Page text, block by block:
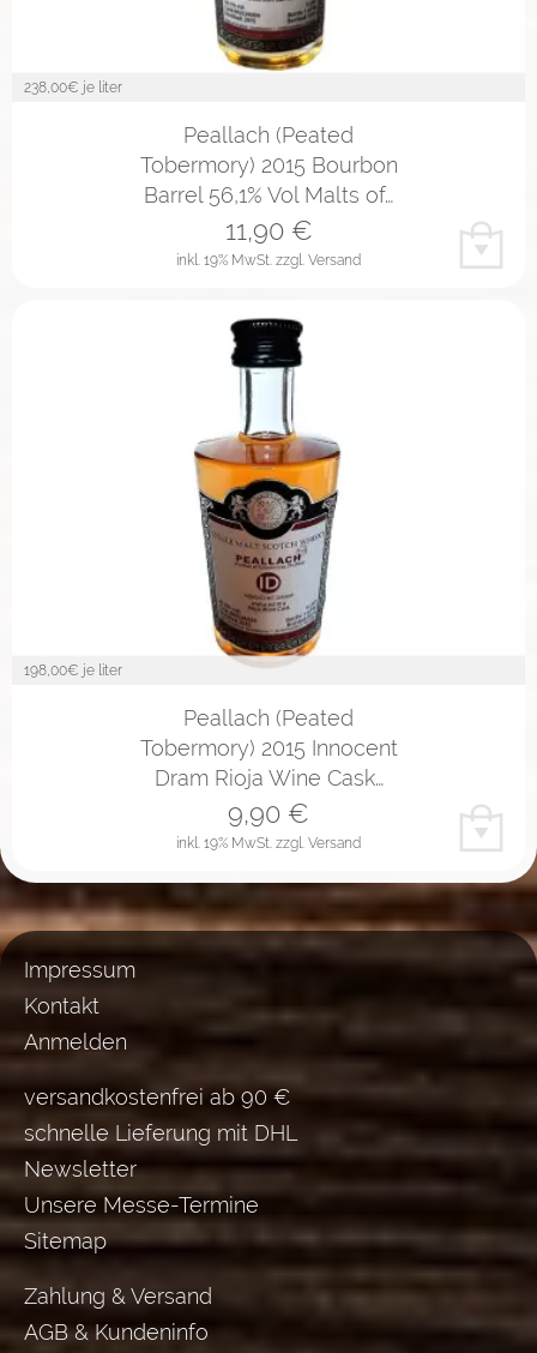
238,00€ je liter
Peallach (Peated
Tobermory) 2015 Bourbon
Barrel 56,1% Vol Malts of…
inkl. 19% MwSt. zzgl. Versand
11,90€
198,00€ je liter
Peallach (Peated
Tobermory) 2015 Innocent
Dram Rioja Wine Cask…
inkl. 19% MwSt. zzgl. Versand
9,90 €
Impressum
Kontakt
Anmelden
versandkostenfrei ab 90 €
schnelle Lieferung mit DHL
Newsletter
Unsere Messe-Termine
Sitemap
Zahlung & Versand
AGB & Kundeninfo